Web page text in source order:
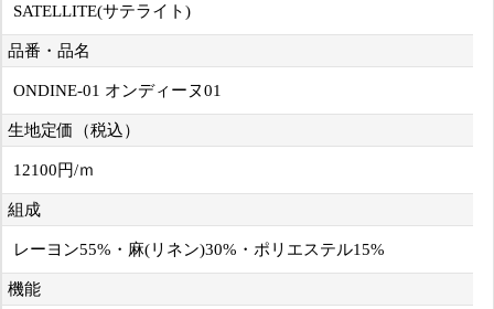
SATELLITE(サテライト)
品番・品名
ONDINE-01 オンディーヌ01
生地定価（税込）
12100円/ｍ
組成
レーヨン55%・麻(リネン)30%・ポリエステル15%
機能